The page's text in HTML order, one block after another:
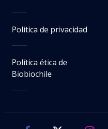
Política de privacidad
Política ética de
Biobiochile